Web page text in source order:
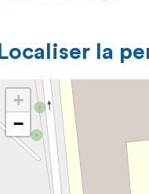
Localiser la
+
−